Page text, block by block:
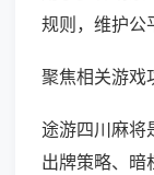
规则，维护公
聚焦相关游戏
途游四川麻将
出牌策略、暗